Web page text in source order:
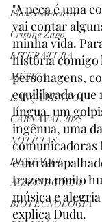
Floriza Macieira
Cristine Zago
LITERATURA
MÚSICA
LANÇAMENTO
CARNAVAL 2025
NOTÍCIAS
DESTAQUE
AGRONEGÓCIO
BIOTECNOLOGIA
"A peça é uma
vai contar
minha vida.
história comigo
personagens,
equilibrada que
língua, um
ingênua, uma
comunicadoras
e um
trazem muito
música e
explica Dudu.